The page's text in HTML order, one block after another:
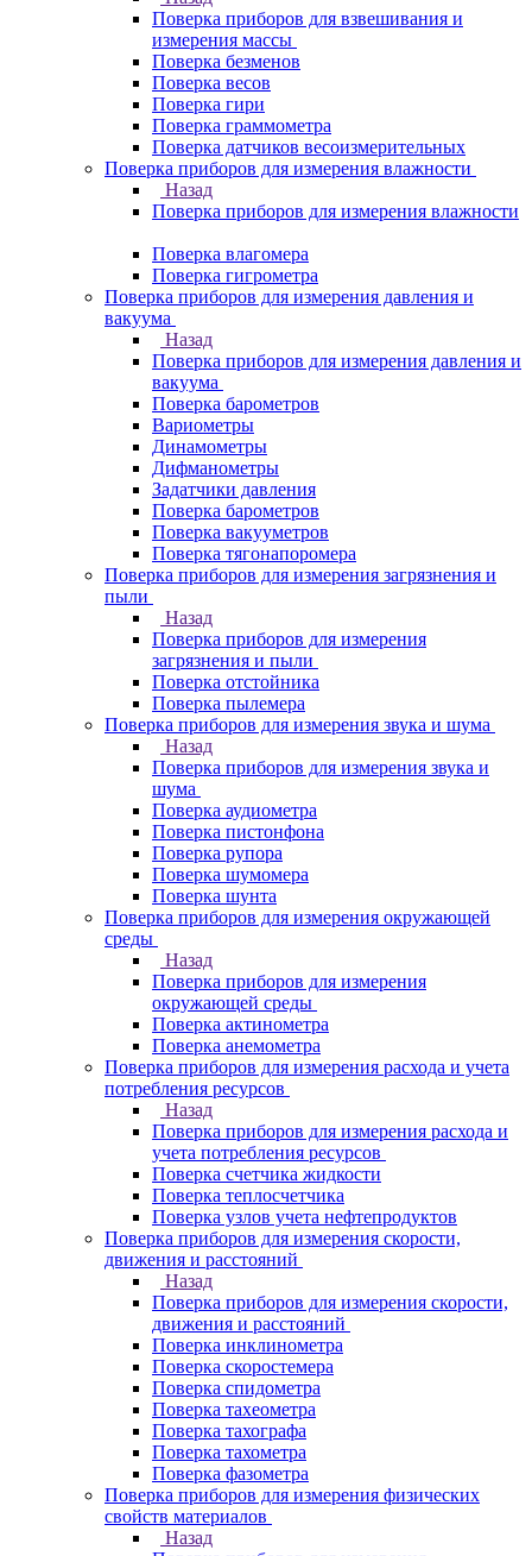
Поверка приборов для взвешивания и
измерения массы
Поверка безменов
Поверка весов
Поверка гири
Поверка граммометра
Поверка датчиков весоизмерительных
Поверка приборов для измерения влажности
Назад
Поверка приборов для измерения влажности
Поверка влагомера
Поверка гигрометра
Поверка приборов для измерения давления и
вакуума
Назад
Поверка приборов для измерения давления и
вакуума
Поверка барометров
Вариометры
Динамометры
Дифманометры
Задатчики давления
Поверка барометров
Поверка вакууметров
Поверка тягонапоромера
Поверка приборов для измерения загрязнения и
пыли
Назад
Поверка приборов для измерения
загрязнения и пыли
Поверка отстойника
Поверка пылемера
Поверка приборов для измерения звука и шума
Назад
Поверка приборов для измерения звука и
шума
Поверка аудиометра
Поверка пистонфона
Поверка рупора
Поверка шумомера
Поверка шунта
Поверка приборов для измерения окружающей
среды
Назад
Поверка приборов для измерения
окружающей среды
Поверка актинометра
Поверка анемометра
Поверка приборов для измерения расхода и учета
потребления ресурсов
Назад
Поверка приборов для измерения расхода и
учета потребления ресурсов
Поверка счетчика жидкости
Поверка теплосчетчика
Поверка узлов учета нефтепродуктов
Поверка приборов для измерения скорости,
движения и расстояний
Назад
Поверка приборов для измерения скорости,
движения и расстояний
Поверка инклинометра
Поверка скоростемера
Поверка спидометра
Поверка тахеометра
Поверка тахографа
Поверка тахометра
Поверка фазометра
Поверка приборов для измерения физических
свойств материалов
Назад